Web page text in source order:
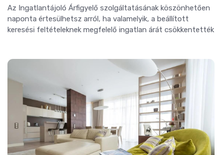
Az Ingatlantájoló Árfigyelő szolgáltatásának köszönhetően
naponta értesülhetsz arról, ha valamelyik, a beállított
keresési feltételeknek megfelelő ingatlan árát csökkentették